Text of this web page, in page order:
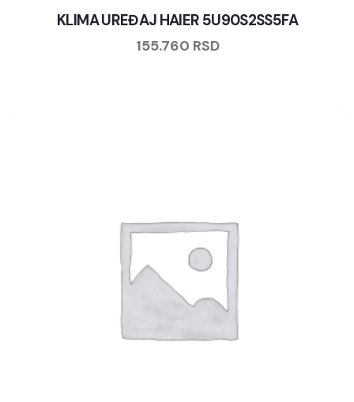
KLIMA UREĐAJ HAIER 5U90S2SS5FA
155.760 RSD